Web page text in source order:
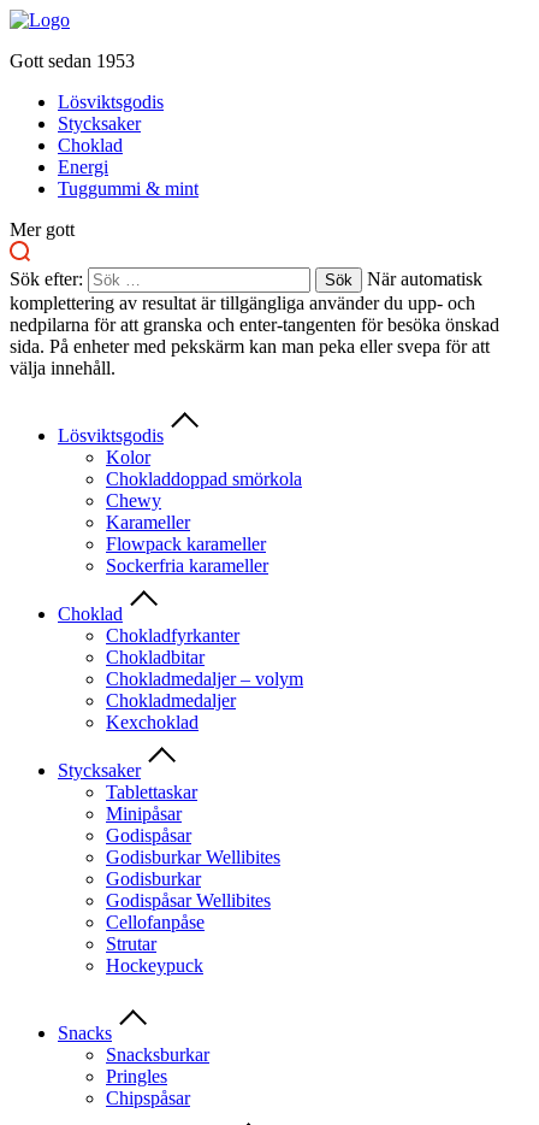
Gott sedan 1953
Lösviktsgodis
Stycksaker
Choklad
Energi
Tuggummi & mint
Mer gott
Sök efter:
När automatisk
komplettering av resultat är tillgängliga använder du upp- och
nedpilarna för att granska och enter-tangenten för besöka önskad
sida. På enheter med pekskärm kan man peka eller svepa för att
välja innehåll.
Lösviktsgodis
Kolor
Chokladdoppad smörkola
Chewy
Karameller
Flowpack karameller
Sockerfria karameller
Choklad
Chokladfyrkanter
Chokladbitar
Chokladmedaljer – volym
Chokladmedaljer
Kexchoklad
Stycksaker
Tablettaskar
Minipåsar
Godispåsar
Godisburkar Wellibites
Godisburkar
Godispåsar Wellibites
Cellofanpåse
Strutar
Hockeypuck
Snacks
Snacksburkar
Pringles
Chipspåsar